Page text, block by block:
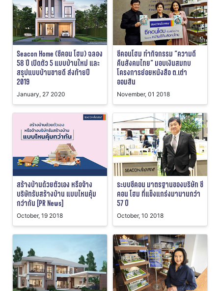
Seacon Home (ซีคอน โฮม) ฉลอง
58 ปี เปิดตัว 5 แบบบ้านใหม่ และ
สรุปแบบบ้านขายดี ส่งท้ายปี
2019
January, 27 2020
ซีคอนโฮม ทำกิจกรรม “ความดี
คืนสังคมไทย” มอบเงินสมทบ
โครงการย่อยหนังสือ ต.เต่า
ออมสิน
November, 01 2018
สร้างบ้านด้วยตัวเอง หรือจ้าง
บริษัทรับสร้างบ้าน แบบไหนคุ้ม
กว่ากัน [PR News]
October, 19 2018
ระบบซีคอน มาตรฐานของบริษัท ซี
คอน โฮม ที่แข็งแกร่งมานานกว่า
57 ปี
October, 10 2018